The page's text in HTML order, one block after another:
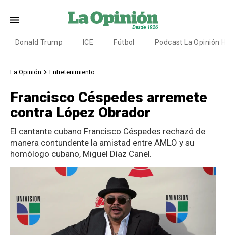
Donald Trump ICE Fútbol Podcast La Opinión
La Opinión Entretenimiento
Francisco Céspedes arremete
contra López Obrador
El cantante cubano Francisco Céspedes rechazó de
manera contundente la amistad entre AMLO y su
homólogo cubano, Miguel Díaz Canel.